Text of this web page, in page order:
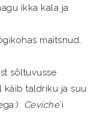
ikka kala ja
maitsnud,
sõltuvusse
käib taldriku ja suu
Ceviche’i